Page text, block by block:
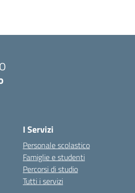
I Servizi
Personale scolastico
Famiglie e studenti
Percorsi di studio
Tutti i servizi